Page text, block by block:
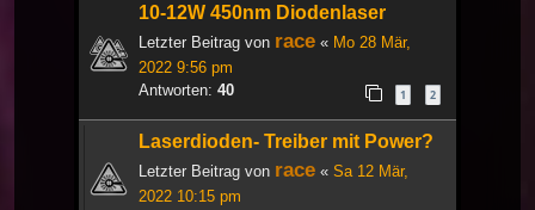
10-12W 450nm Diodenlaser
Letzter Beitrag von race « Mo 28 Mär,
2022 9:56 pm
Antworten: 40 1 2
Laserdioden- Treiber mit Power?
Letzter Beitrag von race « Sa 12 Mär,
2022 10:15 pm